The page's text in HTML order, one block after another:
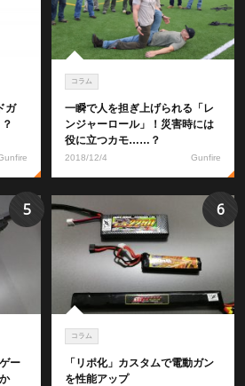
ガ
コラム
一瞬で人を担ぎ上げられる「レ
ンジャーロール」！災害時には
役に立つカモ……？
2018/12/4 Gunfire
ー
5
コラム
「リポ化」カスタムで電動ガン
を性能アップ
6